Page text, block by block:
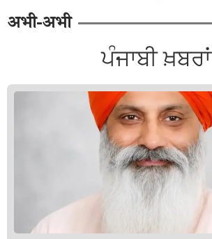
अभी-अभी
ਪੰਜਾਬੀ ਖ਼ਬਰਾਂ